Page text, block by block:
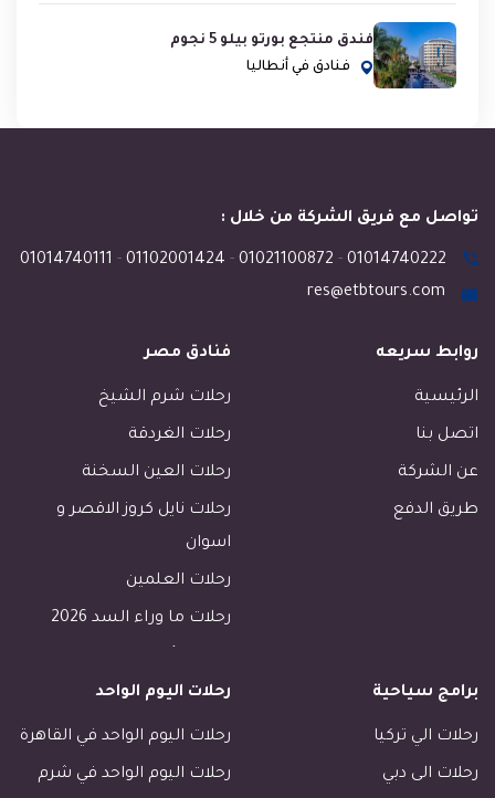
فندق منتجع بورتو بيلو 5 نجوم
فنادق في أنطاليا
تواصل مع فريق الشركة من خلال :
01014740222
-
01021100872
-
01102001424
-
01014740111
res@etbtours.com
روابط سريعه
الرئيسية
اتصل بنا
عن الشركة
طريق الدفع
فنادق مصر
رحلات شرم الشيخ
رحلات الغردقة
رحلات العين السخنة
رحلات نايل كروز الاقصر و
اسوان
رحلات العلمين
رحلات ما وراء السد 2026
رحلات طابا
رحلات دهب
فنادق القاهرة
برامج سياحية
رحلات الي تركيا
رحلات الى دبي
رحلات اليوم الواحد
رحلات اليوم الواحد في القاهرة
رحلات اليوم الواحد في شرم